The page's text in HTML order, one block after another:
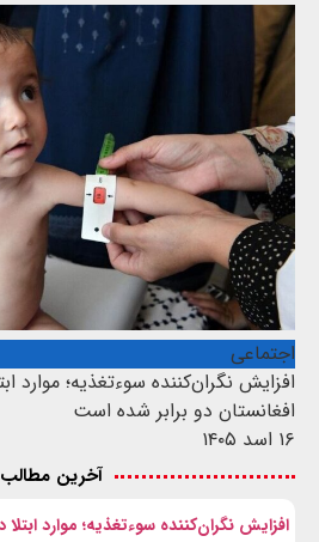
اجتماعی
افغانستان دو برابر شده است
۱۶ اسد ۱۴۰۵
آخرین مطالب